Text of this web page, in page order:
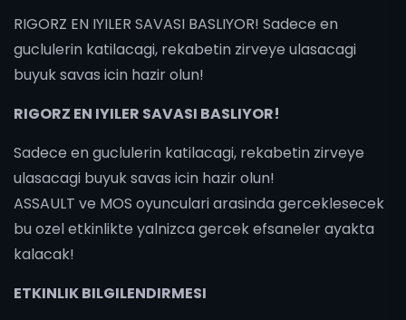
RIGORZ EN IYILER SAVASI BASLIYOR! Sadece en
guclulerin katilacagi, rekabetin zirveye ulasacagi
buyuk savas icin hazir olun!
RIGORZ EN IYILER SAVASI BASLIYOR!
Sadece en guclulerin katilacagi, rekabetin zirveye
ulasacagi buyuk savas icin hazir olun!
ASSAULT ve MOS oyunculari arasinda gerceklesecek
bu ozel etkinlikte yalnizca gercek efsaneler ayakta
kalacak!
ETKINLIK BILGILENDIRMESI